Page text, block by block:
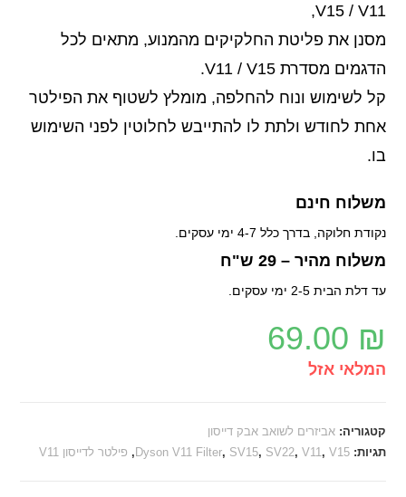
V15 / V11,
מסנן את פליטת החלקיקים מהמנוע, מתאים לכל
הדגמים מסדרת V11 / V15.
קל לשימוש ונוח להחלפה, מומלץ לשטוף את הפילטר
אחת לחודש ולתת לו להתייבש לחלוטין לפני השימוש
בו.
משלוח חינם
נקודת חלוקה, בדרך כלל 4-7 ימי עסקים.
משלוח מהיר – 29 ש"ח
עד דלת הבית 2-5 ימי עסקים.
69.00 ₪
המלאי אזל
קטגוריה:אביזרים לשואב אבק דייסון
תגיות:
Dyson V11 Filter, SV15, SV22, V11 , V15
, פילטר לדייסון V11